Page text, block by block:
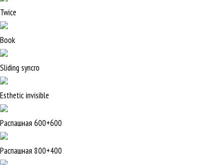
Twice
Book
Sliding syncro
Esthetic invisible
Распашная 600+600
Распашная 800+400